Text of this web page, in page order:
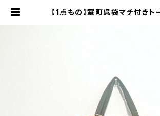
【1点もの】室町呉袋マチ付きト